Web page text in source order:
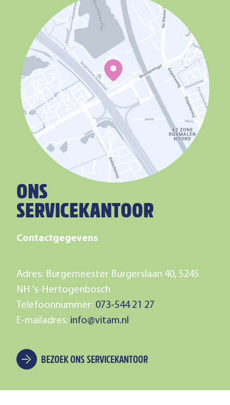
ONS
SERVICEKANTOOR
Contactgegevens
Adres: Burgemeester Burgerslaan 40, 5245
NH 's-Hertogenbosch
Telefoonnummer: 073-544 21 27
E-mailadres: info@vitam.nl
BEZOEK ONS SERVICEKANTOOR